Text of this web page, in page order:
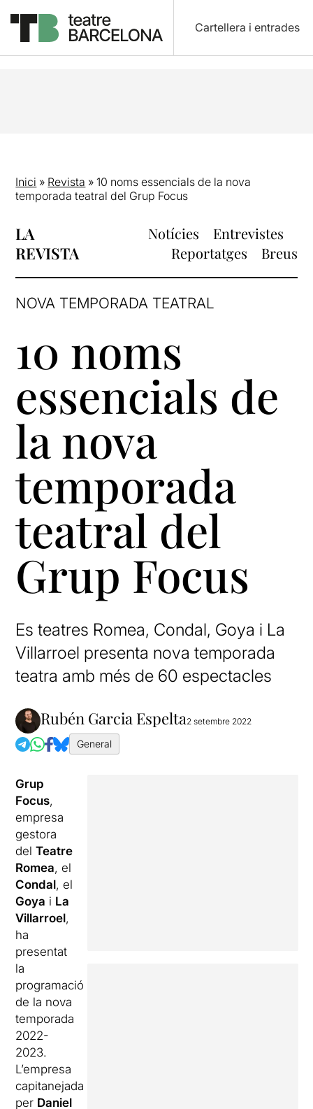
Cartellera i entrades
Inici » Revista »10 noms essencials de la nova
temporada teatral del Grup Focus
LA
REVISTA
Notícies
Entrevistes
Reportatges
Breus
NOVA TEMPORADA TEATRAL
10 noms
essencials de
la nova
temporada
teatral del
Grup Focus
Es teatres Romea, Condal, Goya i La
Villarroel presenta nova temporada
teatra amb més de 60 espectacles
Rubén Garcia Espelta2 setembre 2022
General
Grup
Focus,
empresa
gestora
delTeatre
Romea, el
Condal, el
Goya i La
Villarroel,
ha
presentat
la
programació
de la nova
temporada
2022-
2023.
L’empresa
capitanejada
per Daniel